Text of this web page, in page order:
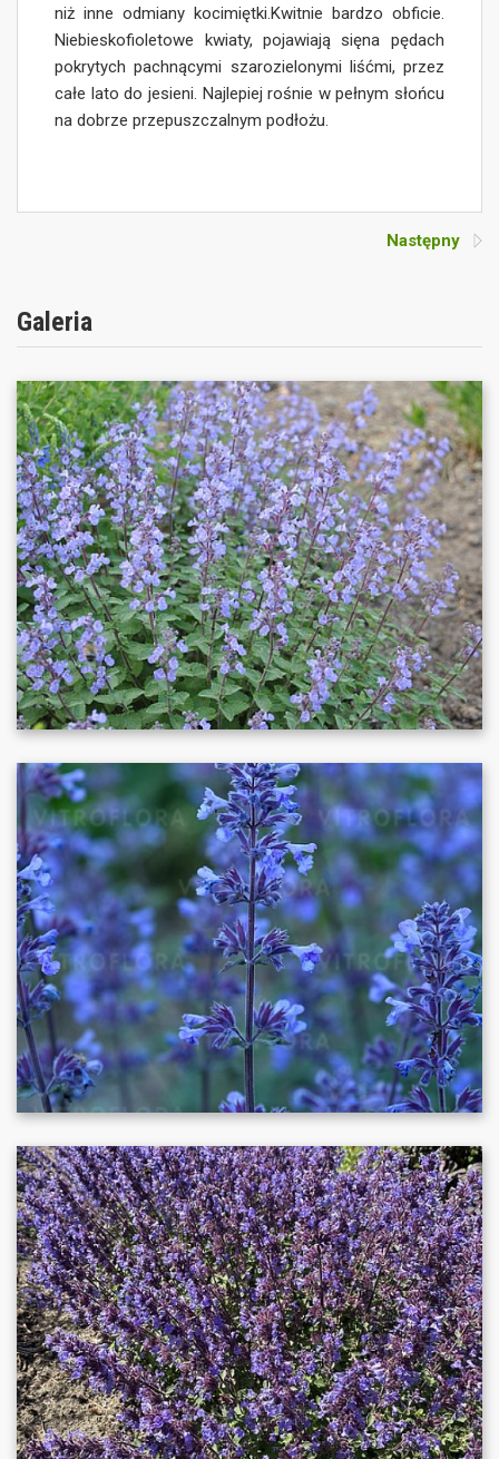
niż inne odmiany kocimiętki.Kwitnie bardzo obficie.
Niebieskofioletowe kwiaty, pojawiają sięna pędach
pokrytych pachnącymi szarozielonymi liśćmi, przez
całe lato do jesieni. Najlepiej rośnie w pełnym słońcu
na dobrze przepuszczalnym podłożu.
Następny
Galeria